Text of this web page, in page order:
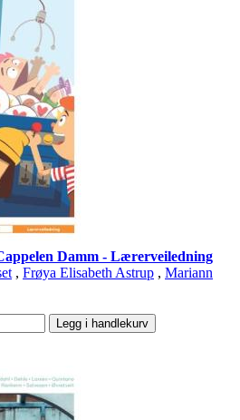
Damm - Lærerveiledning
, Frøya Elisabeth Astrup , Mariann
Legg i handlekurv